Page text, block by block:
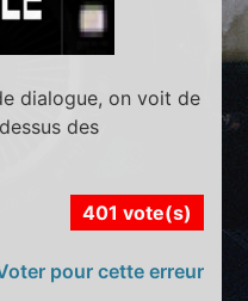
dialogue, on voit de
des
401 vote(s)
pour cette erreur